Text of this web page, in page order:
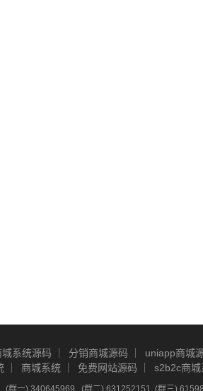
系统源码 分销商城源码 uniapp商城
商城系统 免费网站源码 s2b2c商城
群一) 340645969 , (群二) 631252151, (群三)